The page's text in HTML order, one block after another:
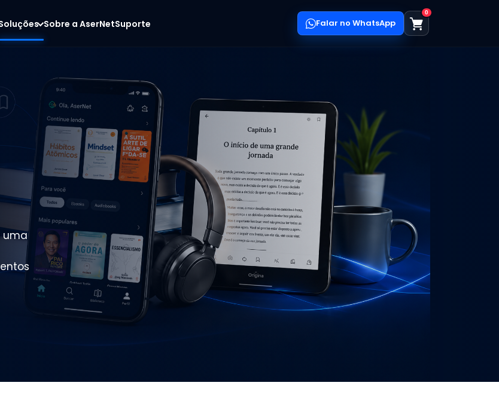
Sobre a AserNetSuporte Falar no WhatsApp
0
uma